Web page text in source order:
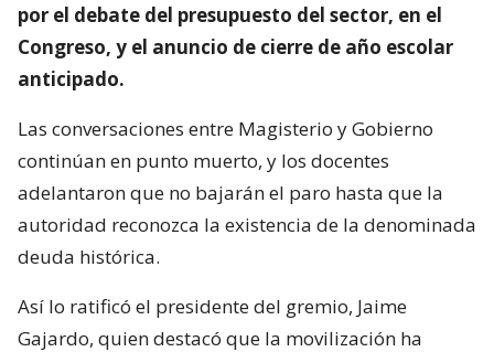
por el debate del presupuesto del sector, en el
Congreso, y el anuncio de cierre de año escolar
anticipado.
Las conversaciones entre Magisterio y Gobierno
continúan en punto muerto, y los docentes
adelantaron que no bajarán el paro hasta que la
autoridad reconozca la existencia de la denominada
deuda histórica.
Así lo ratificó el presidente del gremio, Jaime
Gajardo, quien destacó que la movilización ha